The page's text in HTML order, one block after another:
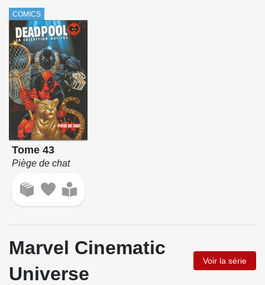
COMICS
Tome 43
Piège de chat
Marvel Cinematic
Universe
Voir la série